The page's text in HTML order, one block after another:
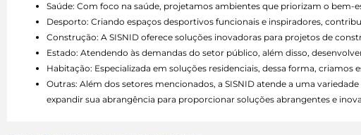
Saúde: Com foco na saúde, projetamos ambientes que priorizam o bem-
Desporto: Criando espaços desportivos funcionais e inspiradores,
Construção: A SISNID oferece soluções inovadoras para projetos de
Estado: Atendendo às demandas do setor público, além disso,
Habitação: Especializada em soluções residenciais, dessa forma,
Outras: Além dos setores mencionados, a SISNID atende a uma
expandir sua abrangência para proporcionar soluções abrangentes e